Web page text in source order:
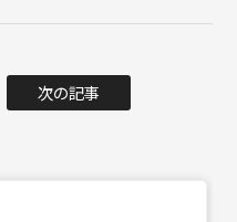
次の記事